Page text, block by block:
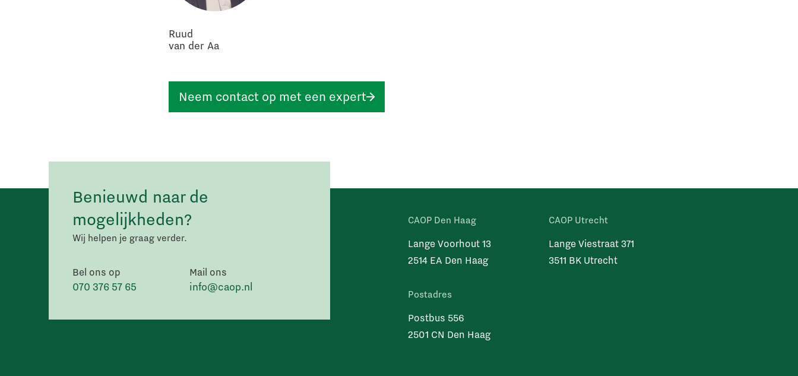
Ruud
van der Aa
Neem contact op met een expert
Benieuwd naar de
mogelijkheden?
Wij helpen je graag verder.
Bel ons op
070 376 57 65
Mail ons
info@caop.nl
CAOP Den Haag
Lange Voorhout 13
2514 EA Den Haag
CAOP Utrecht
Lange Viestraat 371
3511 BK Utrecht
Postadres
Postbus 556
2501 CN Den Haag